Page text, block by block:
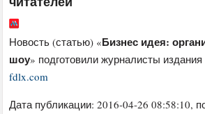
Новость (статью) «Бизнес идея:
шоу» подготовили журналисты издания
fdlx.com
Дата публикации:2016-04-26 08:58:10,